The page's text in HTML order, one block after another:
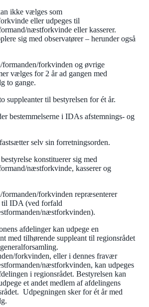
ikke vælges som
eller udpeges til
næstforkvinde eller kasserer.
sig med observatører – herunder også
formanden/forkvinden og øvrige
vælges for 2 år ad gangen med
to gange.
suppleanter til bestyrelsen for ét år.
bestemmelserne i IDAs afstemnings- og
selv sin forretningsorden.
konstituerer sig med
næstforkvinde, kasserer og
formanden/forkvinden repræsenterer
IDA (ved forfald
næstforkvinden).
afdelinger kan udpege en
med tilhørende suppleant til regionsrådet
forkvinden, eller i dennes fravær
næstforkvinden, kan udpeges
i regionsrådet. Bestyrelsen kan
et andet medlem af afdelingens
Udpegningen sker for ét år med